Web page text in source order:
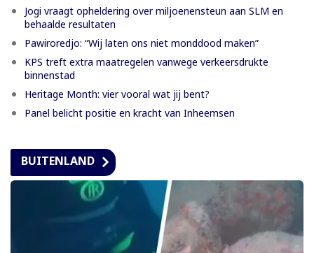
Jogi vraagt opheldering over miljoenensteun aan SLM en
behaalde resultaten
Pawiroredjo: “Wij laten ons niet monddood maken”
KPS treft extra maatregelen vanwege verkeersdrukte
binnenstad
Heritage Month: vier vooral wat jij bent?
Panel belicht positie en kracht van Inheemsen
BUITENLAND